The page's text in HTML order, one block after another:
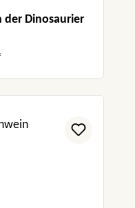
der Dinosaurier